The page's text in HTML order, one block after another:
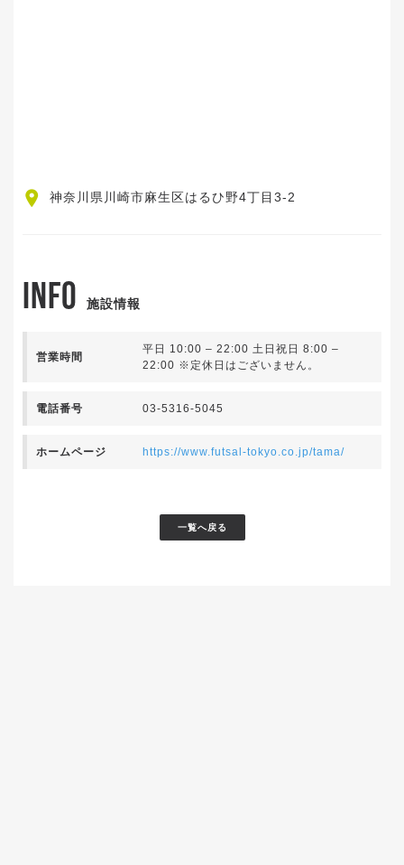
神奈川県川崎市麻生区はるひ野4丁目3-2
INFO 施設情報
営業時間
平日 10:00 – 22:00 土日祝日 8:00 –
22:00 ※定休日はございません。
電話番号 03-5316-5045
ホームページ https://www.futsal-tokyo.co.jp/tama/
一覧へ戻る